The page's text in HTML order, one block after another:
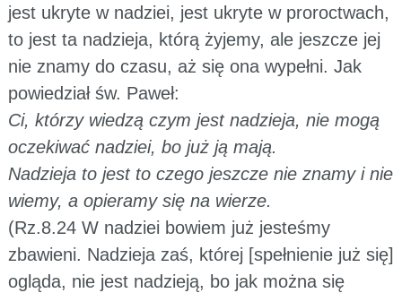
jest ukryte w nadziei, jest ukryte w proroctwach,
to jest ta nadzieja, którą żyjemy, ale jeszcze jej
nie znamy do czasu, aż się ona wypełni. Jak
powiedział św. Paweł:
Ci, którzy wiedzą czym jest nadzieja, nie mogą
oczekiwać nadziei, bo już ją mają.
Nadzieja to jest to czego jeszcze nie znamy i nie
wiemy, a opieramy się na wierze.
(Rz.8.24 W nadziei bowiem już jesteśmy
zbawieni. Nadzieja zaś, której [spełnienie już się]
ogląda, nie jest nadzieją, bo jak można się